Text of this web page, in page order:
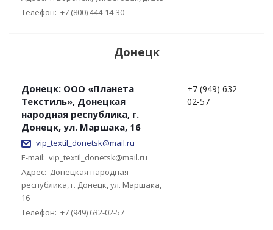
Телефон: +7 (800) 444-14-30
Донецк
Донецк: ООО «Планета
Текстиль», Донецкая
народная республика, г.
Донецк, ул. Маршака, 16
vip_textil_donetsk@mail.ru
E-mail: vip_textil_donetsk@mail.ru
Адрес: Донецкая народная
республика, г. Донецк, ул. Маршака,
16
Телефон: +7 (949) 632-02-57
+7 (949) 632-
02-57